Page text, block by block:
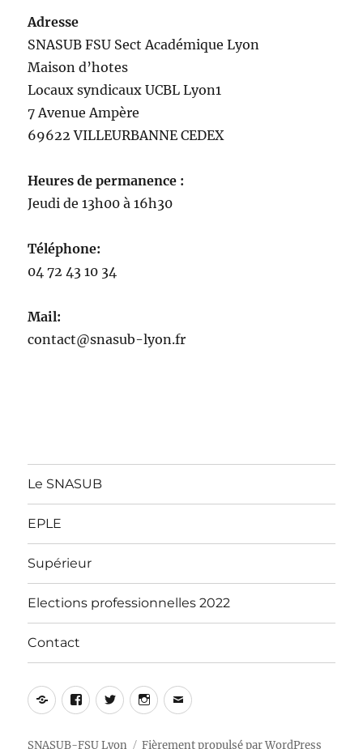
Adresse
SNASUB FSU Sect Académique Lyon
Maison d’hotes
Locaux syndicaux UCBL Lyon1
7 Avenue Ampère
69622 VILLEURBANNE CEDEX
Heures de permanence :
Jeudi de 13h00 à 16h30
Téléphone:
04 72 43 10 34
Mail:
contact@snasub-lyon.fr
Le SNASUB
EPLE
Supérieur
Elections professionnelles 2022
Contact
Yelp Facebook
TwitterInstagram
E-
SNASUB-FSU Lyon Fièrement propulsé par WordPress